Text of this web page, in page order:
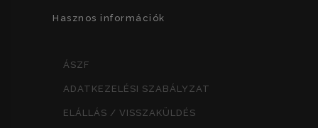
Hasznos információk
ÁSZF
ADATKEZELÉSI SZABÁLYZAT
ELÁLLÁS / VISSZAKÜLDÉS